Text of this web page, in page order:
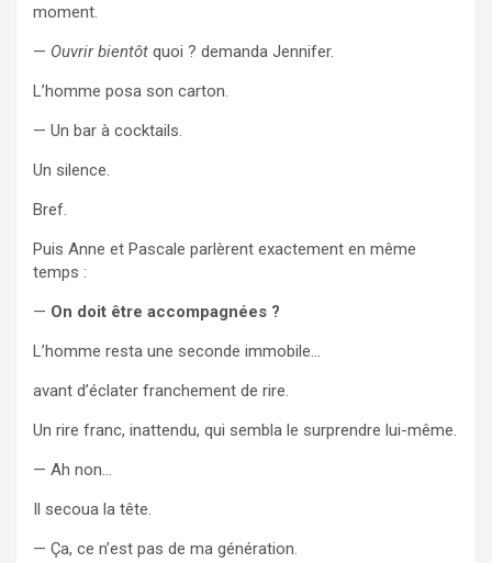
moment.
— Ouvrir bientôt quoi ? demanda Jennifer.
L’homme posa son carton.
— Un bar à cocktails.
Un silence.
Bref.
Puis Anne et Pascale parlèrent exactement en même
temps :
— On doit être accompagnées ?
L’homme resta une seconde immobile…
avant d’éclater franchement de rire.
Un rire franc, inattendu, qui sembla le surprendre lui-même.
— Ah non…
Il secoua la tête.
— Ça, ce n’est pas de ma génération.